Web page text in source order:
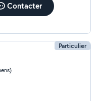
Contacter
Particulier